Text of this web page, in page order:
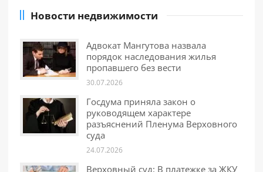
Новости недвижимости
Адвокат Мангутова назвала
порядок наследования жилья
пропавшего без вести
30.07.2026
Госдума приняла закон о
руководящем характере
разъяснений Пленума Верховного
суда
24.07.2026
Верховный суд: В платежке за ЖКУ